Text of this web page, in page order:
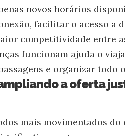
novos horários
facilitar o acesso a
competitividade entre
funcionam ajuda o
e organizar todo
a oferta
mais movimentados do